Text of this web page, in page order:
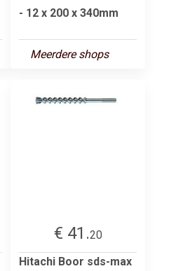
- 12 x 200 x 340mm
Meerdere shops
€ 41.20
Hitachi Boor sds-max